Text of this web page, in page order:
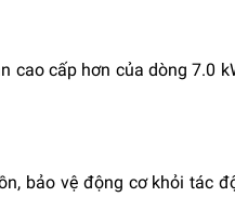
cao cấp hơn của dòng 7.0
bảo vệ động cơ khỏi tác